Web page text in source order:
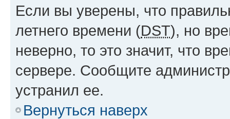
Если вы уверены, что
летнего времени (DST), но
неверно, то это значит, что
сервере. Сообщите
устранил ее.
Вернуться наверх